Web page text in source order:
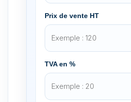
Prix de vente HT
TVA en %